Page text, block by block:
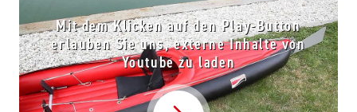
Mit dem Klicken auf den Play-Button
erlauben Sie uns, externe Inhalte von
Youtube zu laden
Video abspielen